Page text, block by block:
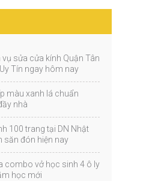
sửa cửa kính Quận Tân
Tín ngay hôm nay
màu xanh lá chuẩn
nhà
100 trang tại DN Nhật
săn đón hiện nay
combo vở học sinh 4 ô ly
học mới